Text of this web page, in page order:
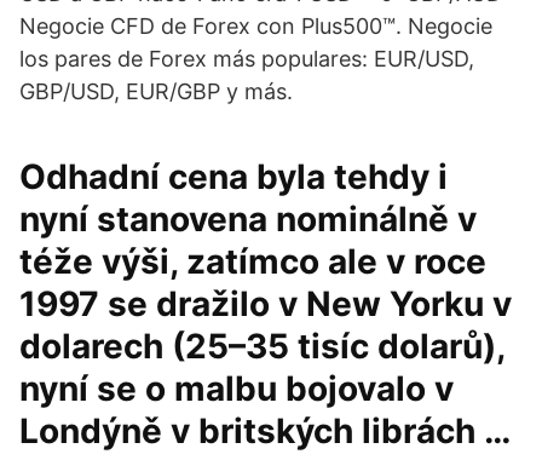
Negocie CFD de Forex con Plus500™. Negocie
los pares de Forex más populares: EUR/USD,
GBP/USD, EUR/GBP y más.
Odhadní cena byla tehdy i
nyní stanovena nominálně v
téže výši, zatímco ale v roce
1997 se dražilo v New Yorku v
dolarech (25–35 tisíc dolarů),
nyní se o malbu bojovalo v
Londýně v britských librách …